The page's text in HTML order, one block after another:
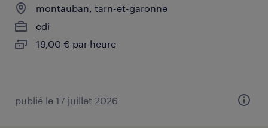
montauban, tarn-et-garonne
cdi
19,00 € par heure
publié le 17 juillet 2026